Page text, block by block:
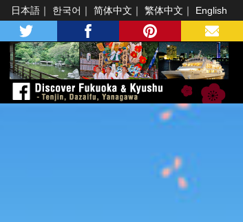
日本語 한국어 简体中文 繁体中文 English
twitter facebook pinterest MAIL